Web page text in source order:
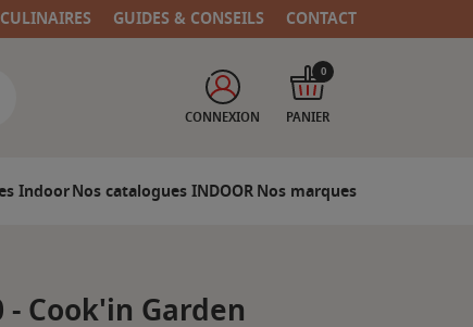
GUIDES & CONSEILS CONTACT
CONNEXION PANIER
0
IndoorNos catalogues INDOORNos marques
- Cook'in Garden